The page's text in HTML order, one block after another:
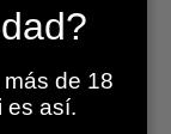
de 18
es así.